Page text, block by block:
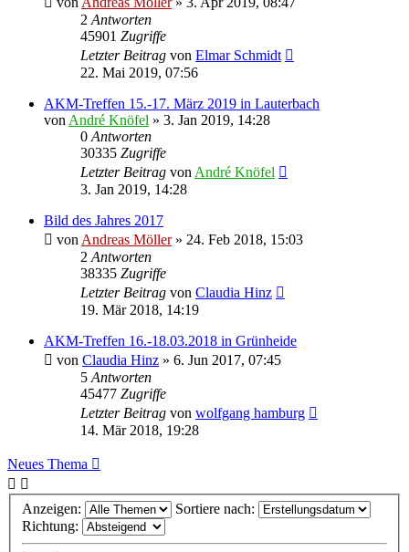
2 Antworten
45901 Zugriffe
Letzter Beitrag von Elmar Schmidt
22. Mai 2019, 07:56
AKM-Treffen 15.-17. März 2019 in Lauterbach
von André Knöfel » 3. Jan 2019, 14:28
0 Antworten
30335 Zugriffe
Letzter Beitrag von André Knöfel
3. Jan 2019, 14:28
Bild des Jahres 2017
von Andreas Möller» 24. Feb 2018, 15:03
2 Antworten
38335 Zugriffe
Letzter Beitrag von Claudia Hinz
19. Mär 2018, 14:19
AKM-Treffen 16.-18.03.2018 in Grünheide
von Claudia Hinz » 6. Jun 2017, 07:45
5 Antworten
45477 Zugriffe
Letzter Beitrag von wolfgang hamburg
14. Mär 2018, 19:28
Neues Thema
Anzeigen:
Sortiere nach:
Richtung: